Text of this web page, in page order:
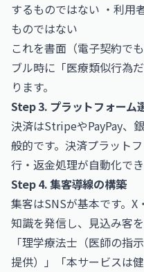
するものではない ・利用
ものではない
これを書面（電子契約で
ブル時に「医療類似行為
ります。
Step 3. プラットフォーム
決済はStripeやPayPay、
般的です。決済プラット
行・返金処理が自動化で
Step 4. 集客導線の構築
集客はSNSが基本です。
知識を発信し、見込み客
「理学療法士（医師の指
提供）」「本サービスは